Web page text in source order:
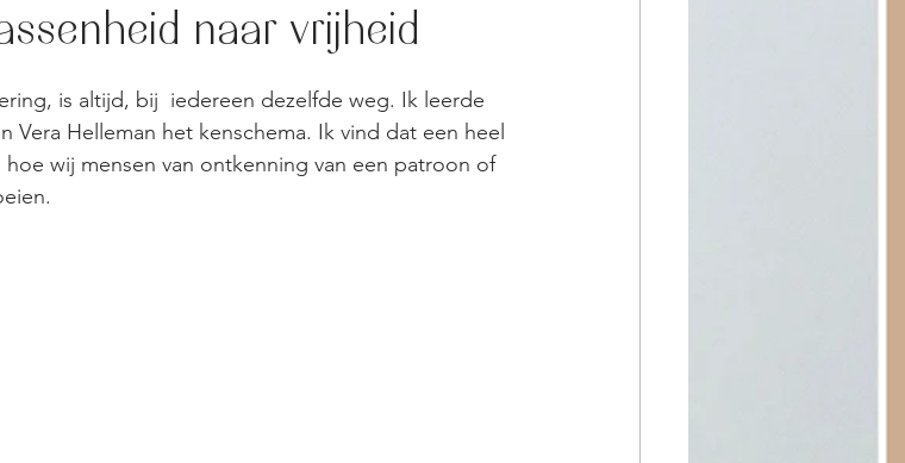
naar vrijheid
is altijd, bij  iedereen dezelfde weg. Ik leerde
Helleman het kenschema. Ik vind dat een heel
wij mensen van ontkenning van een patroon of